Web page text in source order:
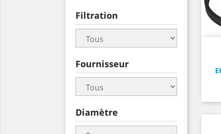
Filtration
Fournisseur
Diamètre